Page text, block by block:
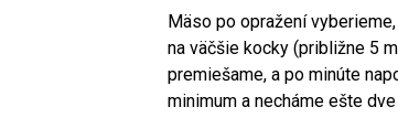
Mäso po opražení
na väčšie kocky (približne 5
premiešame, a po minúte
minimum a necháme ešte